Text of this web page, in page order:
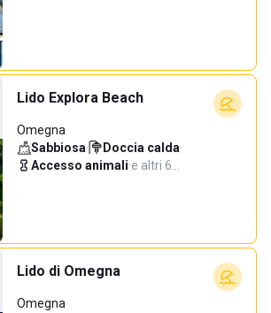
Lido Explora Beach
Omegna
Sabbiosa· Doccia calda·
Accesso animali·e altri 6…
Lido di Omegna
Omegna